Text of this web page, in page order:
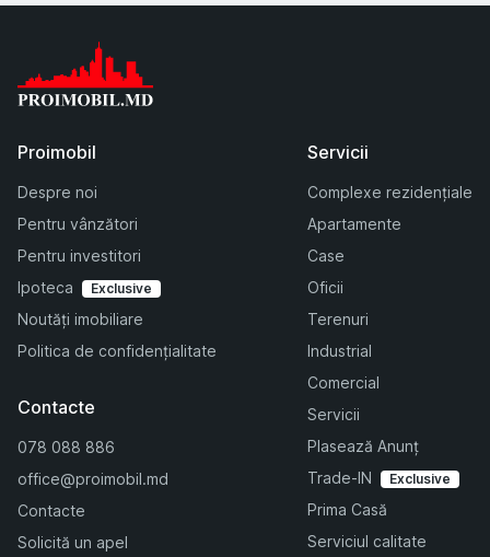
Proimobil
Despre noi
Pentru vânzători
Pentru investitori
Ipoteca
Exclusive
Noutăți imobiliare
Politica de confidențialitate
Servicii
Complexe rezidențiale
Apartamente
Case
Oficii
Terenuri
Industrial
Comercial
Servicii
Plasează Anunț
Trade-IN
Exclusive
Prima Casă
Serviciul calitate
Contacte
078 088 886
office@proimobil.md
Contacte
Solicită un apel